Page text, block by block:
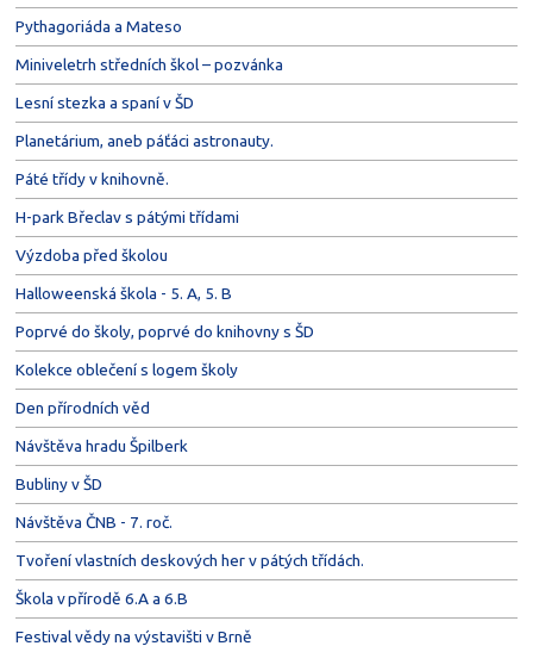
Pythagoriáda a Mateso
Miniveletrh středních škol – pozvánka
Lesní stezka a spaní v ŠD
Planetárium, aneb páťáci astronauty.
Páté třídy v knihovně.
H-park Břeclav s pátými třídami
Výzdoba před školou
Halloweenská škola - 5. A, 5. B
Poprvé do školy, poprvé do knihovny s ŠD
Kolekce oblečení s logem školy
Den přírodních věd
Návštěva hradu Špilberk
Bubliny v ŠD
Návštěva ČNB - 7. roč.
Tvoření vlastních deskových her v pátých třídách.
Škola v přírodě 6.A a 6.B
Festival vědy na výstavišti v Brně